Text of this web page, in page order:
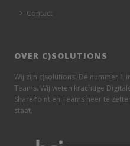
Contact
OVER C)SOLUTIONS
Wij zijn c)solutions. Dé nummer 1
Teams. Wij weten krachtige
SharePoint en Teams neer te
staat.